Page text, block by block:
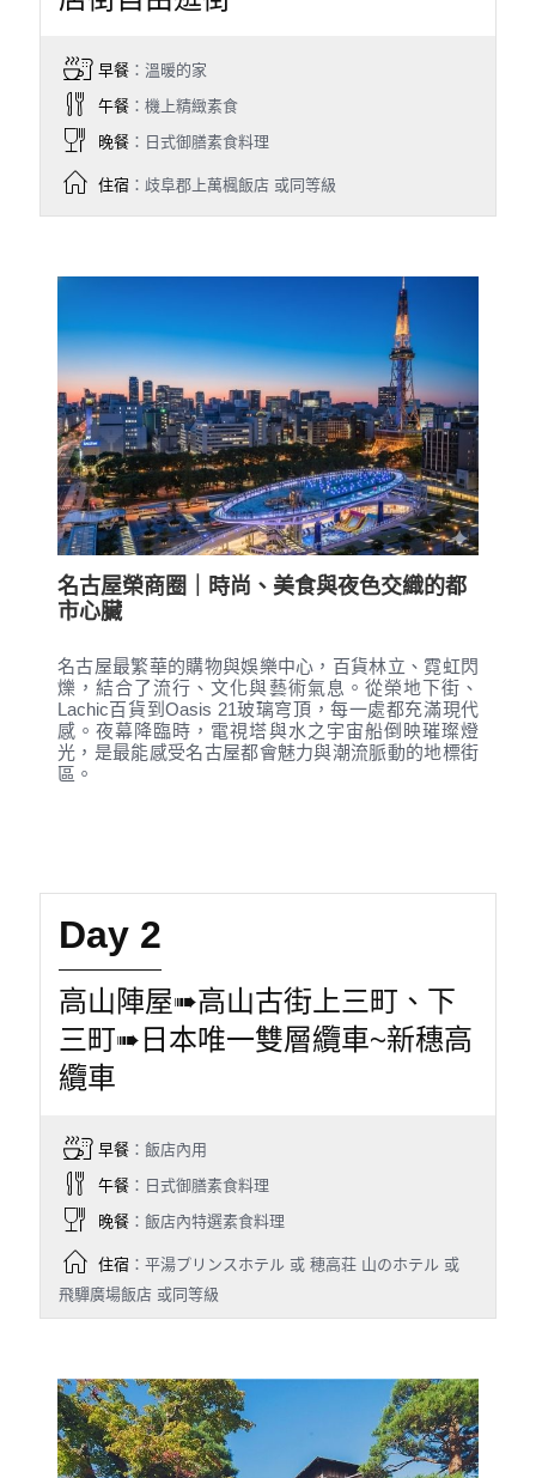
早餐：溫暖的家
午餐：機上精緻素食
晚餐：日式御膳素食料理
住宿：歧阜郡上萬楓飯店 或同等級
名古屋榮商圈｜時尚、美食與夜色交織的都
市心臟
名古屋最繁華的購物與娛樂中心，百貨林立、霓虹閃
爍，結合了流行、文化與藝術氣息。從榮地下街、
Lachic百貨到Oasis 21玻璃穹頂，每一處都充滿現代
感。夜幕降臨時，電視塔與水之宇宙船倒映璀璨燈
光，是最能感受名古屋都會魅力與潮流脈動的地標街
區。
Day 2
高山陣屋➠高山古街上三町、下
三町➠日本唯一雙層纜車~新穗高
纜車
早餐：飯店內用
午餐：日式御膳素食料理
晚餐：飯店內特選素食料理
住宿：平湯プリンスホテル 或 穂高荘 山のホテル 或
飛驒廣場飯店 或同等級